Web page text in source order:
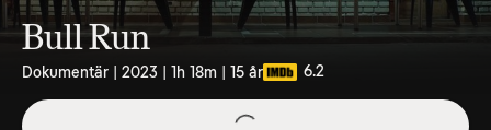
Bull Run
Dokumentär | 2023 | 1h 18m | 15 år 6.2